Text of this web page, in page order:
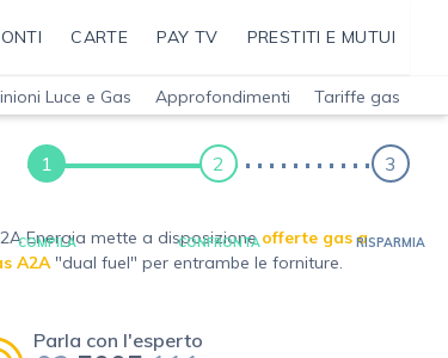
CARTE PAY TV PRESTITI E MUTUI
Luce e Gas Approfondimenti Tariffe gas
1
COMPILA
2
CONFRONTA
3
RISPARMIA
Energia mette a disposizioneofferte gas a
A2A"dual fuel" per entrambe le forniture.
Parla con l'esperto